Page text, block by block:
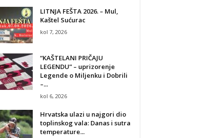
LITNJA FEŠTA 2026. – Mul,
Kaštel Sućurac
kol 7, 2026
“KAŠTELANI PRIČAJU
LEGENDU” – uprizorenje
Legende o Miljenku i Dobrili
–...
kol 6, 2026
Hrvatska ulazi u najgori dio
toplinskog vala: Danas i sutra
temperature...